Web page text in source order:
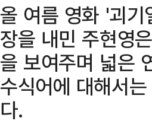
올 여름 영화 '괴
장을 내민 주현영
을 보여주며 넓은
수식어에 대해서
다.